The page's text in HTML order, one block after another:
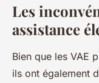
Les
assistance
Bien que les VAE
ils ont également